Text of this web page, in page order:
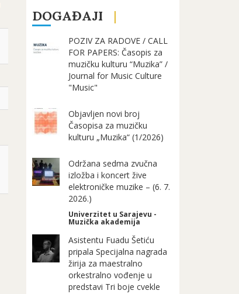
DOGAĐAJI
POZIV ZA RADOVE / CALL
FOR PAPERS: Časopis za
muzičku kulturu “Muzika” /
Journal for Music Culture
"Music"
Objavljen novi broj
Časopisa za muzičku
kulturu „Muzika“ (1/2026)
Održana sedma zvučna
izložba i koncert žive
elektroničke muzike – (6. 7.
2026.)
Univerzitet u Sarajevu -
Muzička akademija
Asistentu Fuadu Šetiću
pripala Specijalna nagrada
žirija za maestralno
orkestralno vođenje u
predstavi Tri boje cvekle